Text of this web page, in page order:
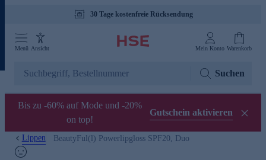
Tagesaktuelle Angebote
Menü Ansicht Mein Konto Warenkorb
Suchen
Bis zu -60% auf Mode und -20%
on top!
Gutschein aktivieren
Lippen BeautyFul(l) Powerlipgloss SPF20, Duo